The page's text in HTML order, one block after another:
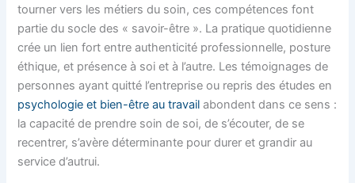
tourner vers les métiers du soin, ces compétences font
partie du socle des « savoir-être ». La pratique quotidienne
crée un lien fort entre authenticité professionnelle, posture
éthique, et présence à soi et à l’autre. Les témoignages de
personnes ayant quitté l’entreprise ou repris des études en
psychologie et bien-être au travail abondent dans ce sens :
la capacité de prendre soin de soi, de s’écouter, de se
recentrer, s’avère déterminante pour durer et grandir au
service d’autrui.